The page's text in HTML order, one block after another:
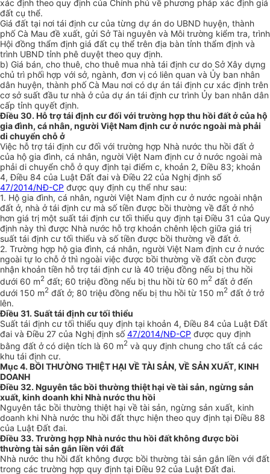
xác định theo quy định của Chính phủ về phương pháp xác định giá
đất cụ thể.
Giá đất tại nơi tái định cư của từng dự án do UBND huyện, thành
phố Cà Mau đề xuất, gửi Sở Tài nguyên và Môi trường kiểm tra, trình
Hội đồng thẩm định giá đất cụ thể trên địa bàn tỉnh thẩm định và
trình UBND tỉnh phê duyệt theo quy định.
b) Giá bán, cho thuê, cho thuê mua nhà tái định cư do Sở Xây dựng
chủ trì phối hợp với sở, ngành, đơn vị có liên quan và Ủy ban nhân
dân huyện, thành phố Cà Mau nơi có dự án tái định cư xác định trên
cơ sở suất đầu tư nhà ở của dự án tái định cư trình Ủy ban nhân dân
cấp tỉnh quyết định.
Điều 30. Hỗ trợ tái định cư đối với trường hợp thu hồi đất ở của hộ
gia đình, cá nhân, người Việt Nam định cư ở nước ngoài mà phải
di chuyển chỗ ở
Việc hỗ trợ tái định cư đối với trường hợp Nhà nước thu hồi đất ở
của hộ gia đình, cá nhân, người Việt Nam định cư ở nước ngoài mà
phải di chuyển chỗ ở quy định tại điểm c, khoản 2, Điều 83; khoản
4, Điều 84 của Luật Đất đai và Điều 22 của Nghị định số
47/2014/NĐ-CP được quy định cụ thể như sau:
1. Hộ gia đình, cá nhân, người Việt Nam định cư ở nước ngoài nhận
đất ở, nhà ở tái định cư mà số tiền được bồi thường về đất ở nhỏ
hơn giá trị một suất tái định cư tối thiểu quy định tại Điều 31 của Quy
định này thì được Nhà nước hỗ trợ khoản chênh lệch giữa giá trị
suất tái định cư tối thiểu và số tiền được bồi thường về đất ở.
2. Trường hợp hộ gia đình, cá nhân, người Việt Nam định cư ở nước
ngoài tự lo chỗ ở thì ngoài việc được bồi thường về đất còn được
nhận khoản tiền hỗ trợ tái định cư là 40 triệu đồng nếu bị thu hồi
dưới 60 m2 đất; 60 triệu đồng nếu bị thu hồi từ 60 m2 đất ở đến
dưới 150 m2 đất ở; 80 triệu đồng nếu bị thu hồi từ 150 m2 đất ở trở
lên.
Điều 31. Suất tái định cư tối thiểu
Suất tái định cư tối thiểu quy định tại khoản 4, Điều 84 của Luật Đất
đai và Điều 27 của Nghị định số47/2014/NĐ-CP được quy định
bằng đất ở có diện tích là 60 m2 và quy định chung cho tất cả các
khu tái định cư.
Mục 4. BỒI THƯỜNG THIỆT HẠI VỀ TÀI SẢN, VỀ SẢN XUẤT, KINH
DOANH
Điều 32. Nguyên tắc bồi thường thiệt hại về tài sản, ngừng sản
xuất, kinh doanh khi Nhà nước thu hồi
Nguyên tắc bồi thường thiệt hại về tài sản, ngừng sản xuất, kinh
doanh khi Nhà nước thu hồi đất thực hiện theo quy định tại Điều 88
của Luật Đất đai.
Điều 33. Trường hợp Nhà nước thu hồi đất không được bồi
thường tài sản gắn liền với đất
Nhà nước thu hồi đất không được bồi thường tài sản gắn liền với đất
trong các trường hợp quy định tại Điều 92 của Luật Đất đai.